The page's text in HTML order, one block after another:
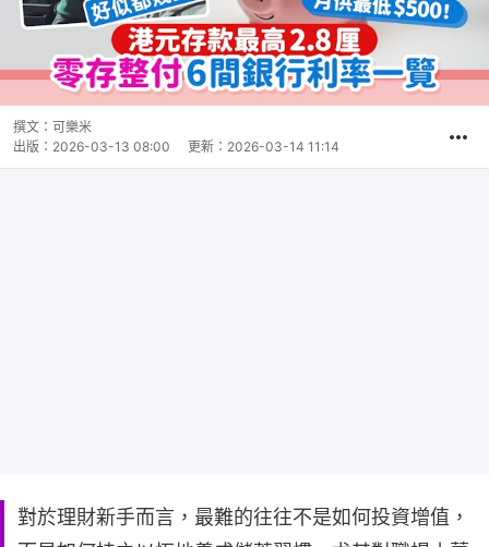
撰文： 可樂米
出版： 2026-03-13 08:00 更新： 2026-03-14 11:14
對於理財新手而言，最難的往往不是如何投資增值，